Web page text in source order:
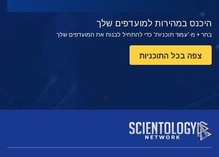
היכנס במהירות למועדפים שלך
בחר + מ-'עמוד תוכניות' כדי להתחיל לבנות את המועדפים שלך
צפה בכל התוכניות